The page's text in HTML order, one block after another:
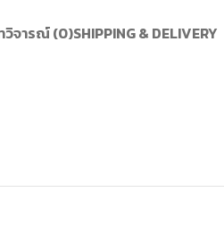
วิจารณ์ (0)SHIPPING & DELIVERY